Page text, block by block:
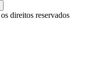
direitos reservados